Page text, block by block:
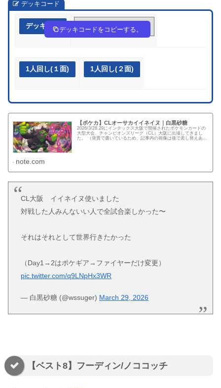
デッキコード
デッキ作成 EpR3y2-gb1UBt-RUpySX
デッキコードをコピーする。
1人回し(１面) 1人回し(２面)
【ポケカ】CLオーサカイイネイヌ｜白黒砂糖
2026/3/28,29にインテックス大阪で開催されたポケモンカードの
大型大会、チャンピオンズリーグ（CL）大阪に出場してきまし
た。 （突貫で書いているため、記事内の画像は後で差し替えある
note.com
CL大阪 イイネイヌ使いました
対戦した人みんないい人で全試合楽しかった〜
それはそれとして世界行きたかった
（Day1→2はポケギア→ファイヤーだけ変更）
pic.twitter.com/q9LNpHx3WR
— 白黒砂糖 (@wssuger) March 29, 2026
【ベスト8】フーディン/ノココッチ